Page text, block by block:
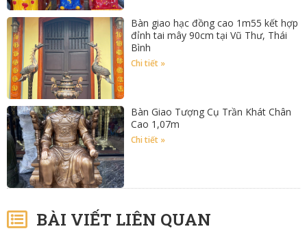
Bàn giao hạc đồng cao 1m55 kết hợp
đỉnh tai mây 90cm tại Vũ Thư, Thái
Bình
Chi tiết »
Bàn Giao Tượng Cụ Trần Khát Chân
Cao 1,07m
Chi tiết »
BÀI VIẾT LIÊN QUAN